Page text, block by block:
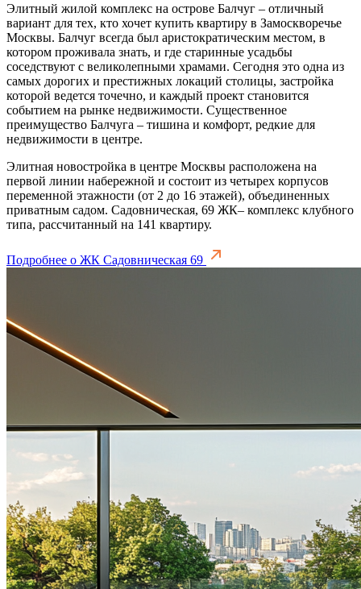
Элитный жилой комплекс на острове Балчуг – отличный
вариант для тех, кто хочет купить квартиру в Замоскворечье
Москвы. Балчуг всегда был аристократическим местом, в
котором проживала знать, и где старинные усадьбы
соседствуют с великолепными храмами. Сегодня это одна из
самых дорогих и престижных локаций столицы, застройка
которой ведется точечно, и каждый проект становится
событием на рынке недвижимости. Существенное
преимущество Балчуга – тишина и комфорт, редкие для
недвижимости в центре.
Элитная новостройка в центре Москвы расположена на
первой линии набережной и состоит из четырех корпусов
переменной этажности (от 2 до 16 этажей), объединенных
приватным садом. Садовническая, 69 ЖК– комплекс клубного
типа, рассчитанный на 141 квартиру.
Подробнее о ЖК Садовническая 69